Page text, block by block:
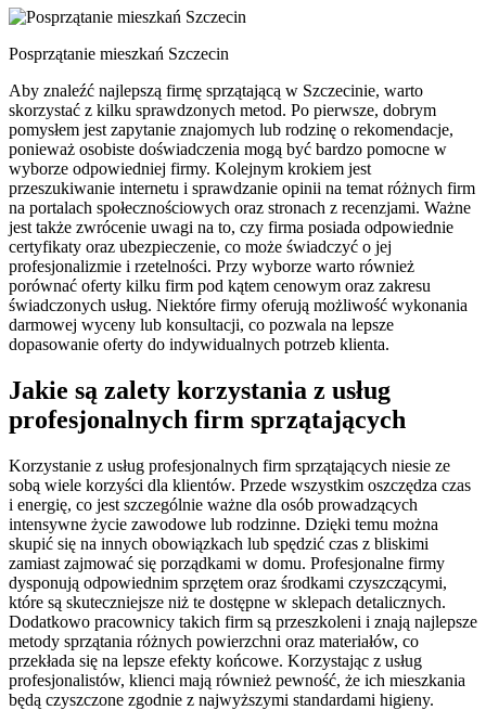
Posprzątanie mieszkań Szczecin
Aby znaleźć najlepszą firmę sprzątającą w Szczecinie, warto
skorzystać z kilku sprawdzonych metod. Po pierwsze, dobrym
pomysłem jest zapytanie znajomych lub rodzinę o rekomendacje,
ponieważ osobiste doświadczenia mogą być bardzo pomocne w
wyborze odpowiedniej firmy. Kolejnym krokiem jest
przeszukiwanie internetu i sprawdzanie opinii na temat różnych firm
na portalach społecznościowych oraz stronach z recenzjami. Ważne
jest także zwrócenie uwagi na to, czy firma posiada odpowiednie
certyfikaty oraz ubezpieczenie, co może świadczyć o jej
profesjonalizmie i rzetelności. Przy wyborze warto również
porównać oferty kilku firm pod kątem cenowym oraz zakresu
świadczonych usług. Niektóre firmy oferują możliwość wykonania
darmowej wyceny lub konsultacji, co pozwala na lepsze
dopasowanie oferty do indywidualnych potrzeb klienta.
Jakie są zalety korzystania z usług
profesjonalnych firm sprzątających
Korzystanie z usług profesjonalnych firm sprzątających niesie ze
sobą wiele korzyści dla klientów. Przede wszystkim oszczędza czas
i energię, co jest szczególnie ważne dla osób prowadzących
intensywne życie zawodowe lub rodzinne. Dzięki temu można
skupić się na innych obowiązkach lub spędzić czas z bliskimi
zamiast zajmować się porządkami w domu. Profesjonalne firmy
dysponują odpowiednim sprzętem oraz środkami czyszczącymi,
które są skuteczniejsze niż te dostępne w sklepach detalicznych.
Dodatkowo pracownicy takich firm są przeszkoleni i znają najlepsze
metody sprzątania różnych powierzchni oraz materiałów, co
przekłada się na lepsze efekty końcowe. Korzystając z usług
profesjonalistów, klienci mają również pewność, że ich mieszkania
będą czyszczone zgodnie z najwyższymi standardami higieny.